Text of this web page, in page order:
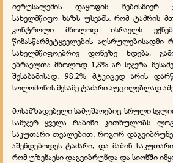
იერუსალემის დაყოფის ნებისმიერ
სახელმწიფო ხაზს უსვამს, რომ ტაძრის
კონტროლი მხოლოდ ისრაელს
წინასწარმეტყველების აღსრულებისადმი
სახელმწიფოებრივ დონეზე ხდება.
ებრაელთა მხოლოდ 1,8% არ სჯერა
შესაბამისად, 98,2% მტკიცედ არის
სოლომონის მესამე ტაძარი აუცილებლად
მოსამზადებელი სამუშაოებიც სრული
სამჯერ ყველა რაბინი კითხულობს
საკუთარი თვალებით, როგორ
აშენდებოდეს ტაძარი, და მაშინ
რომ უზენაესი დაგვიბრუნდა და სიონში